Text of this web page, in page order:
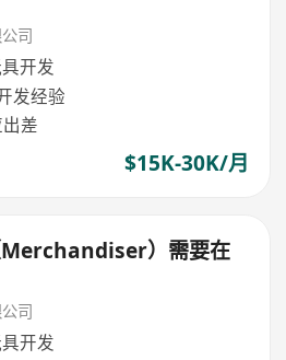
司
开发
发经验
差
$15K-30K/月
Merchandiser）需要在
司
开发